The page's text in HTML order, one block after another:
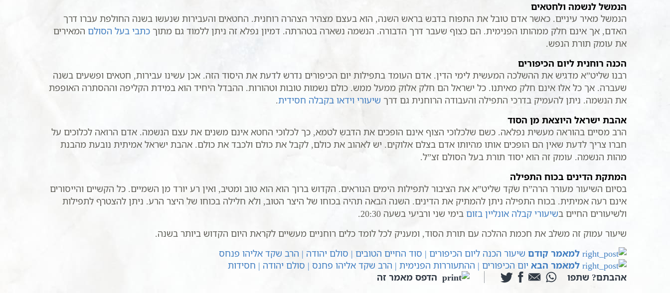
הנמשל לנשמה ולחטאים
הנמשל מאיר עיניים. כאשר אדם טובל את התפוח בדבש בראש השנה, הוא בעצם מצהיר הצהרה רוחנית. החטאים והעבירות שנעשו בשנה החולפת עברו דרך
האדם, אך אינם חלק ממהותו הפנימית. הם כצוף שעבר דרך הדבורה. הנשמה נשארה בטהרתה. דמיון נפלא זה ניתן ללמוד גם מתוך כתבי בעל הסולם המאירים
את עומק תורת הנפש.
הכנה רוחנית ליום הכיפורים
רבנו שליט”א מדגיש את ההשלכה המעשית לימי הדין. אדם העומד בתפילות יום הכיפורים נדרש לדעת את היסוד הזה. אכן עשינו עבירות, חטאים ופשעים בשנה
שעברה. אך כל אלו אינם חלק מאיתנו. כל ישראל הם חלק אלוק ממעל ממש. כולם נשמות טובות וטהורות. ההבדל היחיד הוא במידת הקליפה וההסתרה האופפת
את הנשמה. ניתן להעמיק בדרכי התפילה והעבודה הרוחנית גם דרך שיעורי וידאו בקבלה חסידית.
אהבת ישראל היוצאת מן הסוד
הרב מסיים בהוראה מעשית נפלאה. כשם שלכלוכי הצוף אינם הופכים את הדבש לטמא, כך לכלוכי החטא אינם משנים את עצם הנשמה. אדם הרואה לכלוכים על
חברו צריך לדעת שאין הם הופכים אותו מהיותו אדם בצלם אלוקים. יש לאהוב את כולם, לקבל את כולם ולכבד את כולם. אהבת ישראל אמיתית נובעת מהבנת
מהות הנשמה. עומק זה הוא יסוד תורת בעל הסולם זצ”ל.
המתקת הדינים בכוח התפילה
בסיום השיעור מעורר הרה”ח שקד שליט”א את הציבור לתפילות הימים הנוראים. הקדוש ברוך הוא הוא טוב ומטיב, ואין רע יורד מן השמיים. כל הקשיים והייסורים
אינם רעה אמיתית. בכוח התפילה ניתן להמתיק את הדינים. השנה הבאה תהיה בכוחו של היצר הטוב, ולא חלילה בכוחו של היצר הרע. ניתן להצטרף לתפילות
ולשיעורים החיים בשיעורי קבלה אונליין בזום בימי שני ורביעי בשעה 20:30.
שיעור עמוק זה משלב את חכמת ההלכה עם תורת הסוד, ומעניק לכל לומד כלים רוחניים מעשיים לקראת היום הקדוש ביותר בשנה.
למאמר קודם שיעור הכנה ליום הכיפורים | סוד החיים הטובים | סולם יהודה | הרב שקד אליהו פנחס
למאמר הבא יום הכיפורים | ההתעוררות הפנימית | הרב שקד אליהו פחנס | סולם יהודה | חסידות
אהבתם? שתפו
הדפס מאמר זה